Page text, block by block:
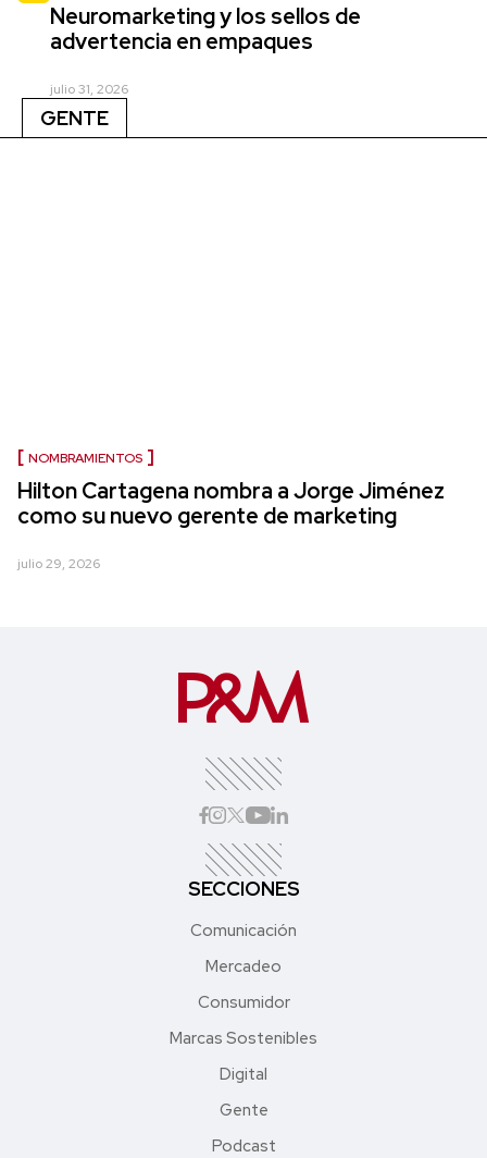
Neuromarketing y los sellos de
advertencia en empaques
julio 31, 2026
GENTE
NOMBRAMIENTOS
Hilton Cartagena nombra a Jorge Jiménez
como su nuevo gerente de marketing
julio 29, 2026
SECCIONES
Comunicación
Mercadeo
Consumidor
Marcas Sostenibles
Digital
Gente
Podcast